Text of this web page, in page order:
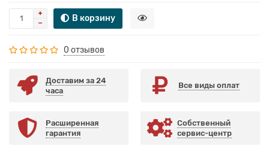
В корзину
0 отзывов
Доставим за 24
часа
Все виды оплат
Расширенная
гарантия
Собственный
сервис-центр